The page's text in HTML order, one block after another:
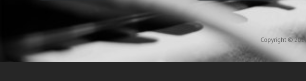
Copyright © 2026